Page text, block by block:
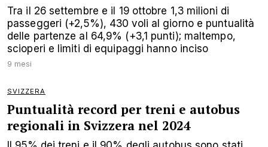
Tra il 26 settembre e il 19 ottobre 1,3 milioni di
passeggeri (+2,5%), 430 voli al giorno e puntualità
delle partenze al 64,9% (+3,1 punti); maltempo,
scioperi e limiti di equipaggi hanno inciso
9 mesi
SVIZZERA
Puntualità record per treni e autobus
regionali in Svizzera nel 2024